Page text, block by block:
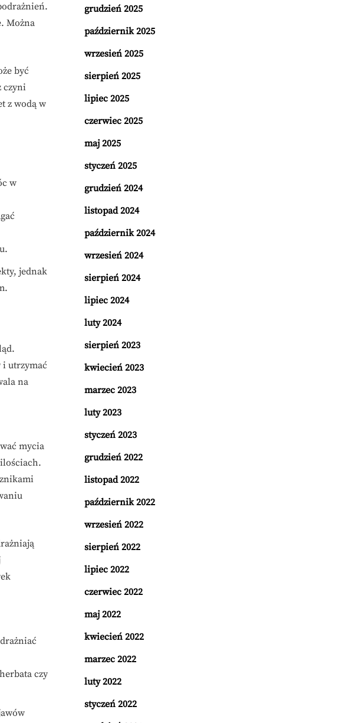
Można
być
czyni
z wodą w
w
jednak
i utrzymać
na
mycia
czy
grudzień 2025
październik 2025
wrzesień 2025
sierpień 2025
lipiec 2025
czerwiec 2025
maj 2025
styczeń 2025
grudzień 2024
listopad 2024
październik 2024
wrzesień 2024
sierpień 2024
lipiec 2024
luty 2024
sierpień 2023
kwiecień 2023
marzec 2023
luty 2023
styczeń 2023
grudzień 2022
listopad 2022
październik 2022
wrzesień 2022
sierpień 2022
lipiec 2022
czerwiec 2022
maj 2022
kwiecień 2022
marzec 2022
luty 2022
styczeń 2022